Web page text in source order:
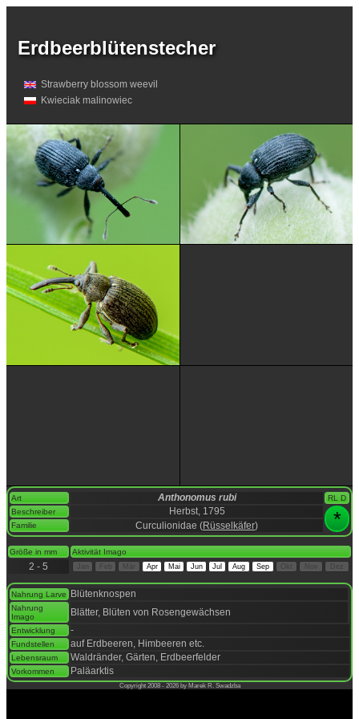
Erdbeerblütenstecher
Strawberry blossom weevil
Kwieciak malinowiec
Art Anthonomus rubi
RL D
Beschreiber
Herbst, 1795 *
Familie Curculionidae (Rüsselkäfer)
Größe in mm Aktivität Imago
2 - 5 Apr Mai Jun Jul Aug Sep Dez
Nahrung Larve Blütenknospen
Nahrung
Imago
Blätter, Blüten von Rosengewächsen
Entwicklung -
Fundstellen auf Erdbeeren, Himbeeren etc.
Lebensraum Waldränder, Gärten, Erdbeerfelder
Vorkommen Paläarktis
Copyright 2008 - 2026 by Marek R. Swadzba